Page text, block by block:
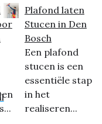
Plafond laten
Stucen in Den
Bosch
Een plafond
stucen is een
essentiële stap
in het
realiseren...